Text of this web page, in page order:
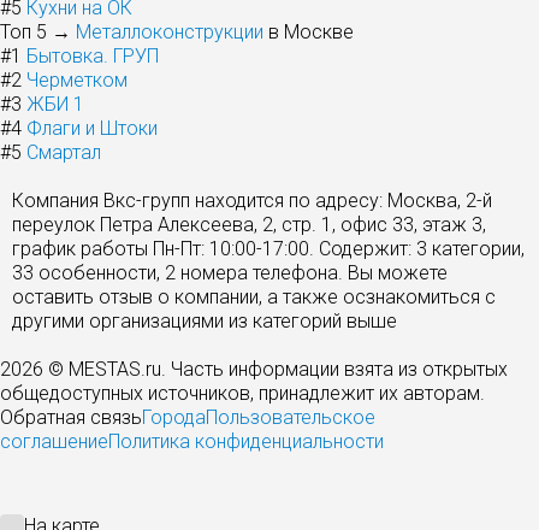
#5 Кухни на ОК
Топ 5 → Металлоконструкции в Москве
#1 Бытовка. ГРУП
#2 Черметком
#3 ЖБИ 1
#4 Флаги и Штоки
#5 Смартал
Компания Вкс-групп находится по адресу: Москва, 2-й
переулок Петра Алексеева, 2, стр. 1, офис 33, этаж 3,
график работы Пн-Пт: 10:00-17:00. Содержит: 3 категории,
33 особенности, 2 номера телефона. Вы можете
оставить отзыв о компании, а также осзнакомиться с
другими организациями из категорий выше
2026 © MESTAS.ru. Часть информации взята из открытых
общедоступных источников, принадлежит их авторам.
Обратная связьГородаПользовательское
соглашениеПолитика конфиденциальности